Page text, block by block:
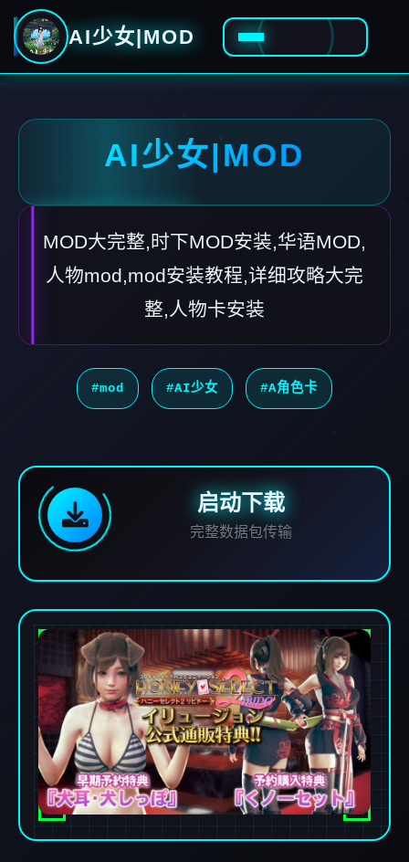
AI少女|MOD
AI少女|MOD
MOD大完整,时下MOD安装,华语MOD,
人物mod,mod安装教程,详细攻略大完
整,人物卡安装
#mod #AI少女 #A角色卡
启动下载
完整数据包传输